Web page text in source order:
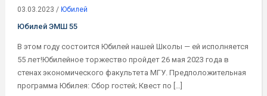
03.03.2023 / Юбилей
Юбилей ЭМШ 55
В этом году состоится Юбилей нашей Школы — ей исполняется
55 лет!Юбилейное торжество пройдет 26 мая 2023 года в
стенах экономического факультета МГУ. Предположительная
программа Юбилея: Сбор гостей; Квест по […]